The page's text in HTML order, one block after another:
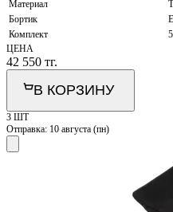
Материал
Бортик
Комплект
ЦЕНА
42 550 тг.
В КОРЗИНУ
3 ШТ
Отправка: 10 августа (пн)